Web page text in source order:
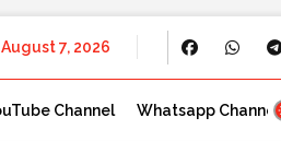
August 7, 2026
Channel Whatsapp Channel